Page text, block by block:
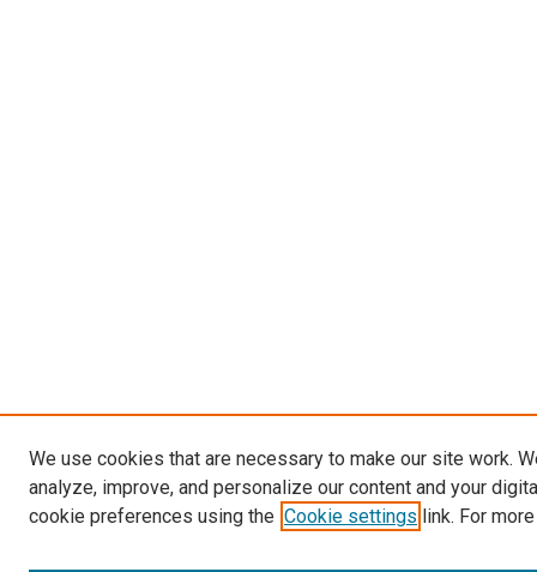
We use cookies that are necessary to make our site work.
analyze, improve, and personalize our content and your
cookie preferences using the Cookie settings link. For